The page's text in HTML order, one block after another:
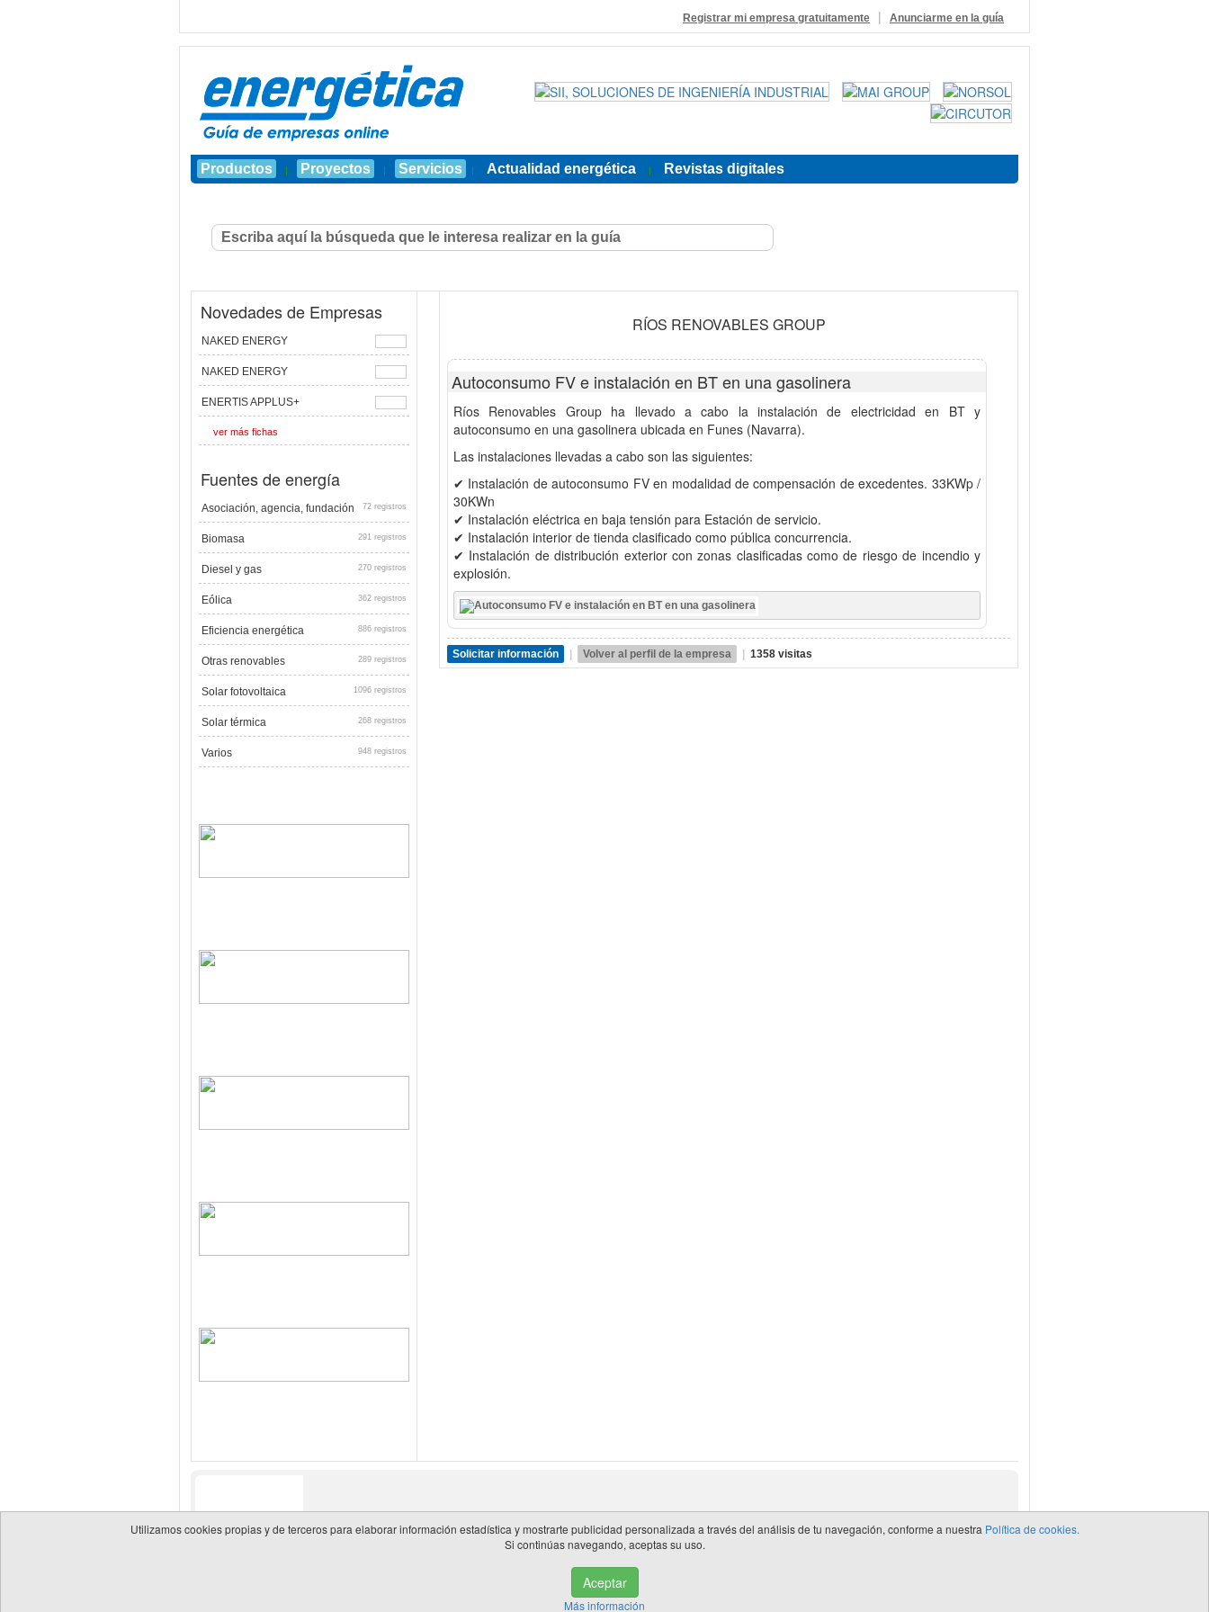
Registrar mi empresa gratuitamente | Anunciarme en la guía
Productos | Proyectos | Servicios | Actualidad energética | Revistas digitales
Novedades de Empresas
NAKED ENERGY
NAKED ENERGY
ENERTIS APPLUS+
ver más fichas
Fuentes de energía
Asociación, agencia, fundación 72 registros
Biomasa 291 registros
Diesel y gas 270 registros
Eólica 362 registros
Eficiencia energética 886 registros
Otras renovables 289 registros
Solar fotovoltaica 1096 registros
Solar térmica 268 registros
Varios 948 registros
RÍOS RENOVABLES GROUP
Autoconsumo FV e instalación en BT en una gasolinera
Ríos Renovables Group ha llevado a cabo la instalación de electricidad en BT y
autoconsumo en una gasolinera ubicada en Funes (Navarra).
Las instalaciones llevadas a cabo son las siguientes:
✔ Instalación de autoconsumo FV en modalidad de compensación de excedentes. 33KWp /
30KWn
✔ Instalación eléctrica en baja tensión para Estación de servicio.
✔ Instalación interior de tienda clasificado como pública concurrencia.
✔ Instalación de distribución exterior con zonas clasificadas como de riesgo de incendio y
explosión.
Solicitar información | Volver al perfil de la empresa | 1358 visitas
Utilizamos cookies propias y de terceros para elaborar información estadística y mostrarte publicidad personalizada a través del análisis de tu navegación, conforme a nuestra Política de cookies.
Si continúas navegando, aceptas su uso.
Aceptar
Más información
Aviso legal | Información adicional